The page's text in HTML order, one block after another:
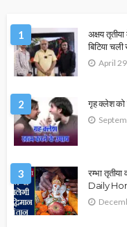
1
अक्षय
बिटिया
April
2 गृह क्लेश को
3
रम्भा
Daily